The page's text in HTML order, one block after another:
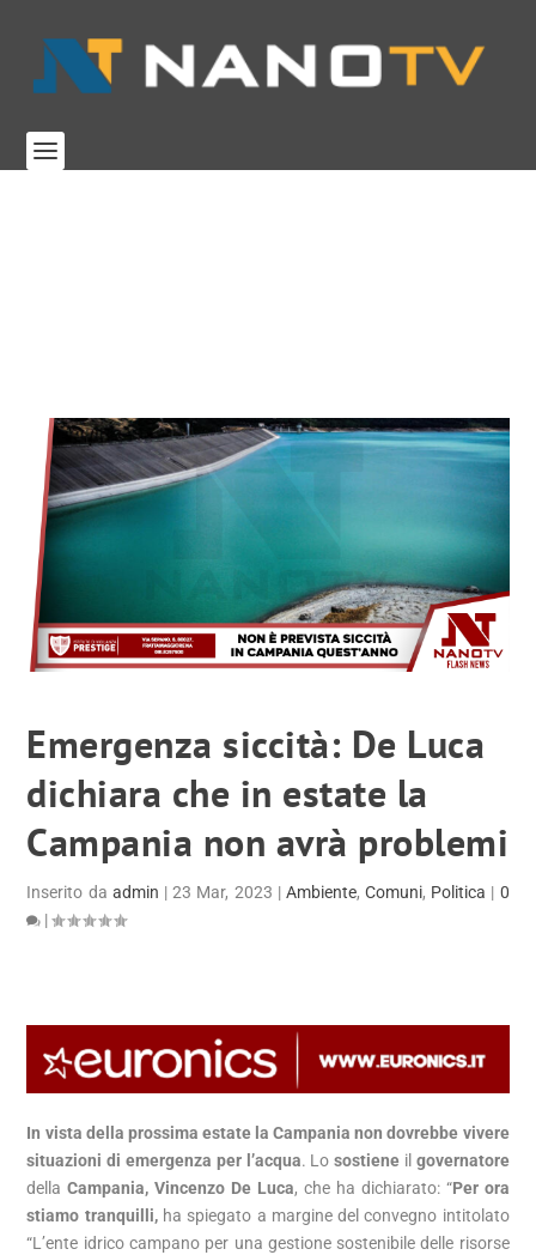
Emergenza siccità: De Luca
dichiara che in estate la
Campania non avrà problemi
Inserito da admin |23 Mar, 2023 | Ambiente,Comuni, Politica | 0
|
In vista della prossima estate la Campania non dovrebbe vivere
situazioni di emergenza per l’acqua. Losostiene il governatore
dellaCampania, Vincenzo De Luca, che ha dichiarato: “Per ora
stiamo tranquilli,ha spiegato a margine del convegno intitolato
“L’ente idrico campano per una gestione sostenibile delle risorse